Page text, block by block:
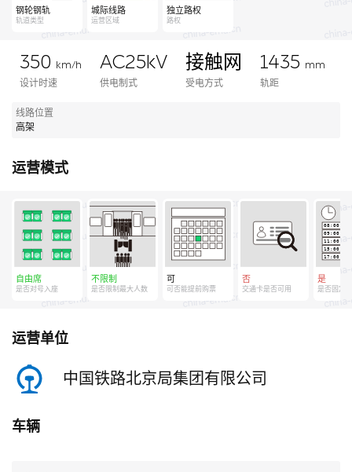
钢轮钢轨
轨道类型
城际线路
运营区域
独立路权
路权
350
km/h
设计时速
AC25kV
供电制式
接触网
受电方式
1435 mm
轨距
线路位置
高架
运营模式
自由席
是否对号入座
不限制
是否限制最大人数
可
可否能提前购票
否
交通卡是否可用
是
是否固定
运营单位
中国铁路北京局集团有限公司
车辆